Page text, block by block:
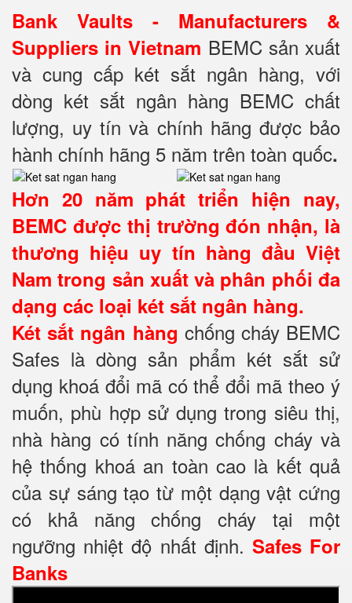
Bank Vaults - Manufacturers &
Suppliers in Vietnam BEMC sản xuất
và cung cấp két sắt ngân hàng, với
dòng két sắt ngân hàng BEMC chất
lượng, uy tín và chính hãng được bảo
hành chính hãng 5 năm trên toàn quốc.
Hơn 20 năm phát triển hiện nay,
BEMC được thị trường đón nhận, là
thương hiệu uy tín hàng đầu Việt
Nam trong sản xuất và phân phối đa
dạng các loại két sắt ngân hàng.
Két sắt ngân hàng chống cháy BEMC
Safes là dòng sản phẩm két sắt sử
dụng khoá đổi mã có thể đổi mã theo ý
muốn, phù hợp sử dụng trong siêu thị,
nhà hàng có tính năng chống cháy và
hệ thống khoá an toàn cao là kết quả
của sự sáng tạo từ một dạng vật cứng
có khả năng chống cháy tại một
ngưỡng nhiệt độ nhất định. Safes For
Banks